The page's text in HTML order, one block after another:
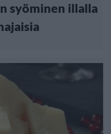
syöminen illalla